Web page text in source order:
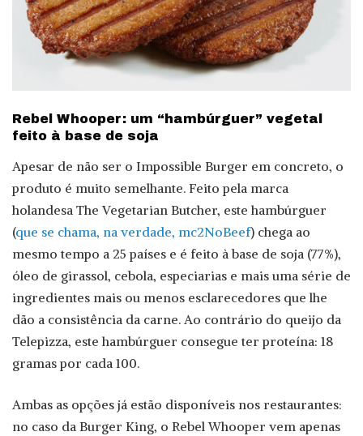
Rebel Whooper: um “hambúrguer” vegetal
feito à base de soja
Apesar de não ser o Impossible Burger em concreto, o
produto é muito semelhante. Feito pela marca
holandesa The Vegetarian Butcher, este hambúrguer
(que se chama, na verdade, mc2NoBeef) chega ao
mesmo tempo a 25 países e é feito à base de soja (77%),
óleo de girassol, cebola, especiarias e mais uma série de
ingredientes mais ou menos esclarecedores que lhe
dão a consistência da carne. Ao contrário do queijo da
Telepizza, este hambúrguer consegue ter proteína: 18
gramas por cada 100.
Ambas as opções já estão disponíveis nos restaurantes:
no caso da Burger King, o Rebel Whooper vem apenas